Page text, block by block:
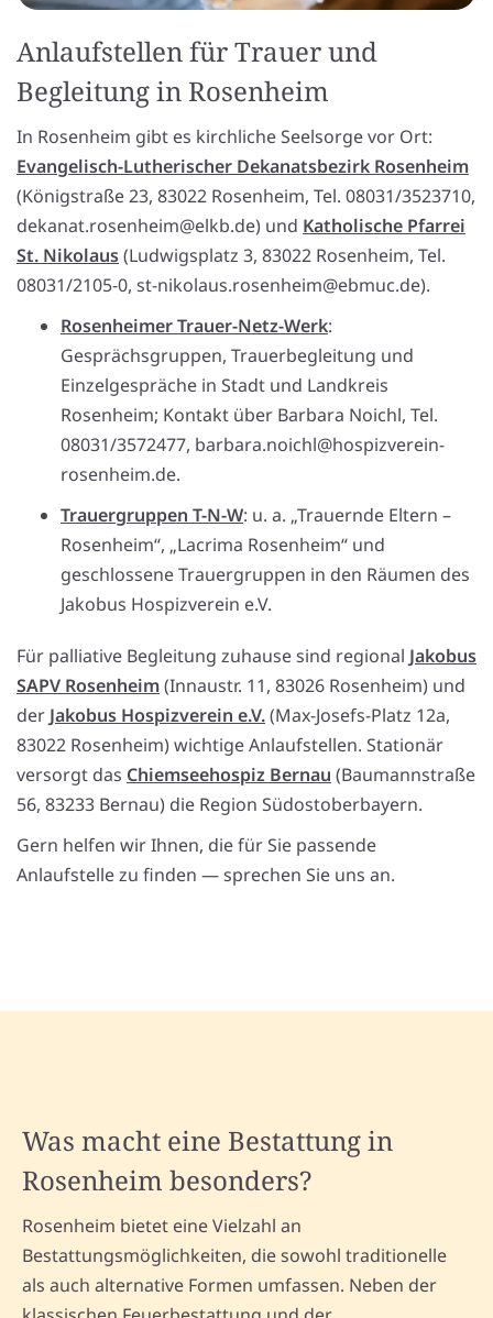
Anlaufstellen für Trauer und
Begleitung in Rosenheim
In Rosenheim gibt es kirchliche Seelsorge vor Ort:
Evangelisch-Lutherischer Dekanatsbezirk Rosenheim
(Königstraße 23, 83022 Rosenheim, Tel. 08031/3523710,
dekanat.rosenheim@elkb.de) und Katholische Pfarrei
St. Nikolaus(Ludwigsplatz 3, 83022 Rosenheim, Tel.
08031/2105-0, st-nikolaus.rosenheim@ebmuc.de).
Rosenheimer Trauer-Netz-Werk:
Gesprächsgruppen, Trauerbegleitung und
Einzelgespräche in Stadt und Landkreis
Rosenheim; Kontakt über Barbara Noichl, Tel.
08031/3572477, barbara.noichl@hospizverein-
rosenheim.de.
Trauergruppen T-N-W: u. a. „Trauernde Eltern –
Rosenheim“, „Lacrima Rosenheim“ und
geschlossene Trauergruppen in den Räumen des
Jakobus Hospizverein e.V.
Für palliative Begleitung zuhause sind regional Jakobus
SAPV Rosenheim(Innaustr. 11, 83026 Rosenheim) und
der Jakobus Hospizverein e.V.(Max-Josefs-Platz 12a,
83022 Rosenheim) wichtige Anlaufstellen. Stationär
versorgt das Chiemseehospiz Bernau (Baumannstraße
56, 83233 Bernau) die Region Südostoberbayern.
Gern helfen wir Ihnen, die für Sie passende
Anlaufstelle zu finden — sprechen Sie uns an.
Was macht eine Bestattung in
Rosenheim besonders?
Rosenheim bietet eine Vielzahl an
Bestattungsmöglichkeiten, die sowohl traditionelle
als auch alternative Formen umfassen. Neben der